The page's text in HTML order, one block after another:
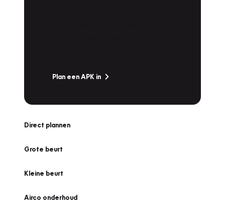
Plan een APK in
Direct plannen
Grote beurt
Kleine beurt
Airco onderhoud